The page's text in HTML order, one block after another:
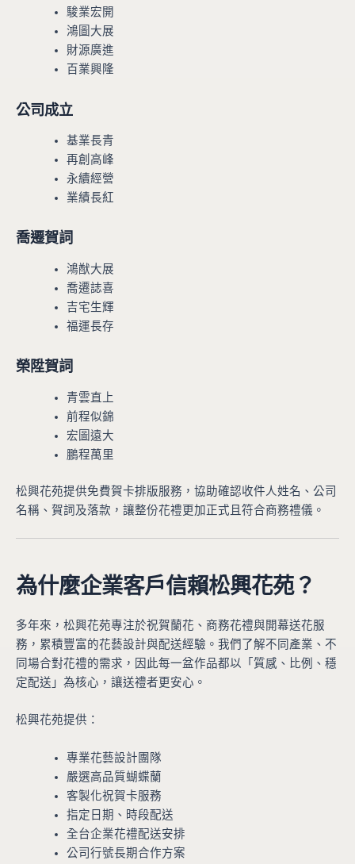
駿業宏開
鴻圖大展
財源廣進
百業興隆
公司成立
基業長青
再創高峰
永續經營
業績長紅
喬遷賀詞
鴻猷大展
喬遷誌喜
吉宅生輝
福運長存
榮陞賀詞
青雲直上
前程似錦
宏圖遠大
鵬程萬里
松興花苑提供免費賀卡排版服務，協助確認收件人姓名、公司
名稱、賀詞及落款，讓整份花禮更加正式且符合商務禮儀。
為什麼企業客戶信賴松興花苑？
多年來，松興花苑專注於祝賀蘭花、商務花禮與開幕送花服
務，累積豐富的花藝設計與配送經驗。我們了解不同產業、不
同場合對花禮的需求，因此每一盆作品都以「質感、比例、穩
定配送」為核心，讓送禮者更安心。
松興花苑提供：
專業花藝設計團隊
嚴選高品質蝴蝶蘭
客製化祝賀卡服務
指定日期、時段配送
全台企業花禮配送安排
公司行號長期合作方案